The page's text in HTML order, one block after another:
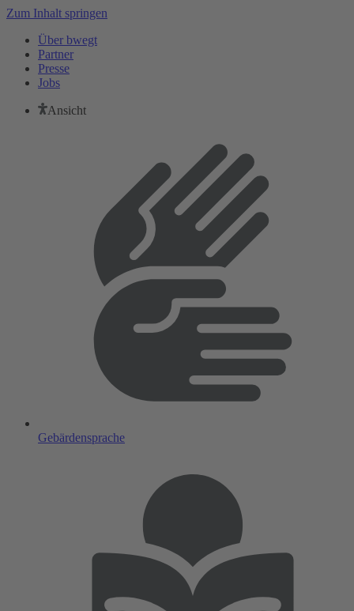
Zum Inhalt springen
Über bwegt
Partner
Presse
Jobs
Ansicht
Gebärdensprache